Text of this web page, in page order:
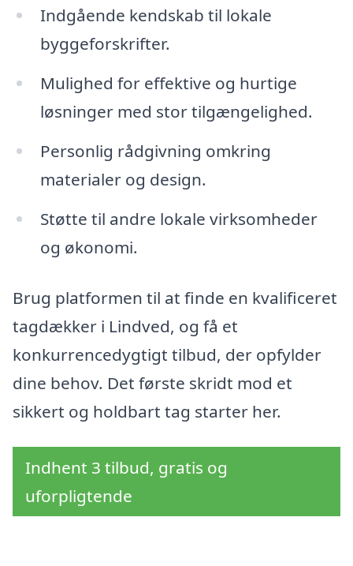
Indgående kendskab til lokale
byggeforskrifter.
Mulighed for effektive og hurtige
løsninger med stor tilgængelighed.
Personlig rådgivning omkring
materialer og design.
Støtte til andre lokale virksomheder
og økonomi.
Brug platformen til at finde en kvalificeret
tagdækker i Lindved, og få et
konkurrencedygtigt tilbud, der opfylder
dine behov. Det første skridt mod et
sikkert og holdbart tag starter her.
Indhent 3 tilbud, gratis og
uforpligtende